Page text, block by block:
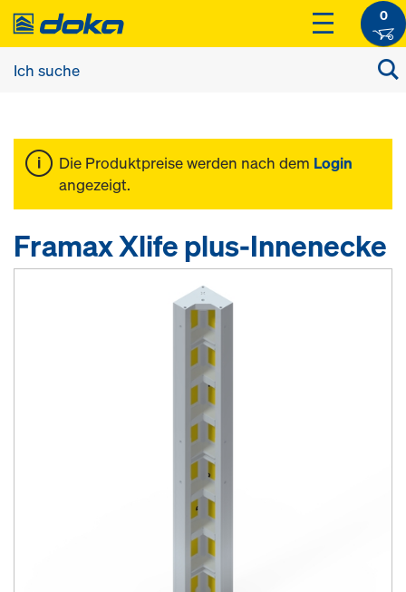
0
Die Produktpreise werden nach dem Login
angezeigt.
Framax Xlife plus-Innenecke